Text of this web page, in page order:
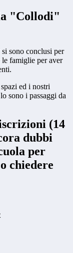
"Collodi"
sono conclusi per
famiglie per aver
ed i nostri
sono i passaggi da
(14
dubbi
per
chiedere